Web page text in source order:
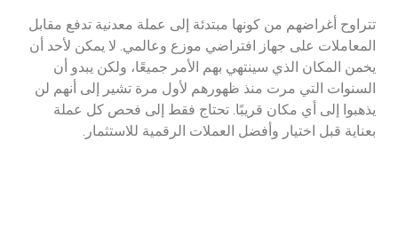
تتراوح أغراضهم من كونها مبتدئة إلى عملة معدنية تدفع مقابل
المعاملات على جهاز افتراضي موزع وعالمي. لا يمكن لأحد أن
يخمن المكان الذي سينتهي بهم الأمر جميعًا، ولكن يبدو أن
السنوات التي مرت منذ ظهورهم لأول مرة تشير إلى أنهم لن
يذهبوا إلى أي مكان قريبًا. تحتاج فقط إلى فحص كل عملة
بعناية قبل اختيار وأفضل العملات الرقمية للاستثمار.